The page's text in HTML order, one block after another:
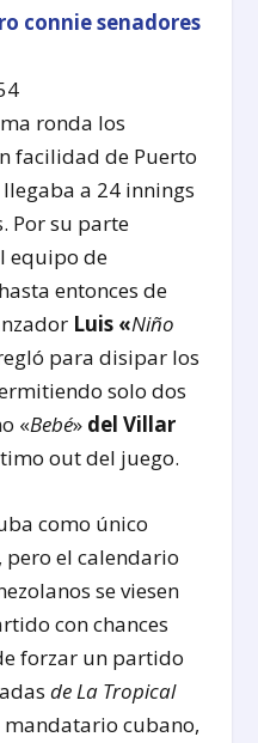
ronda los
facilidad de Puerto
llegaba a 24 innings
Por su parte
equipo de
entonces de
Luis «Niño
para disipar los
solo dos
«Bebé» del Villar
out del juego.
como único
pero el calendario
se viesen
con chances
forzar un partido
de La Tropical
cubano,